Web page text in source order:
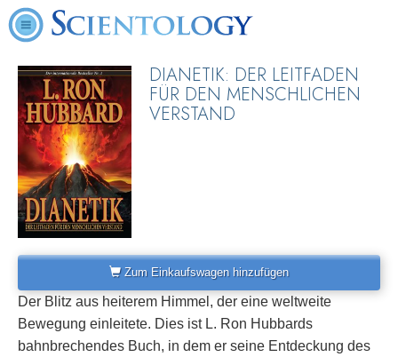
DIANETIK: DER LEITFADEN
FÜR DEN MENSCHLICHEN
VERSTAND
Zum Einkaufswagen hinzufügen
Der Blitz aus heiterem Himmel, der eine weltweite
Bewegung einleitete. Dies ist L. Ron Hubbards
bahnbrechendes Buch, in dem er seine Entdeckung des